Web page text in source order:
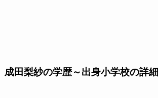
成田梨紗の学歴～出身小学校の詳細